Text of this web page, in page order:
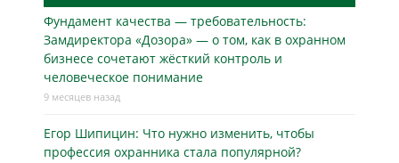
Фундамент качества — требовательность:
Замдиректора «Дозора» — о том, как в охранном
бизнесe сочетают жёсткий контроль и
человеческое понимание
9 месяцев назад
Егор Шипицин: Что нужно изменить, чтобы
профессия охранника стала популярной?